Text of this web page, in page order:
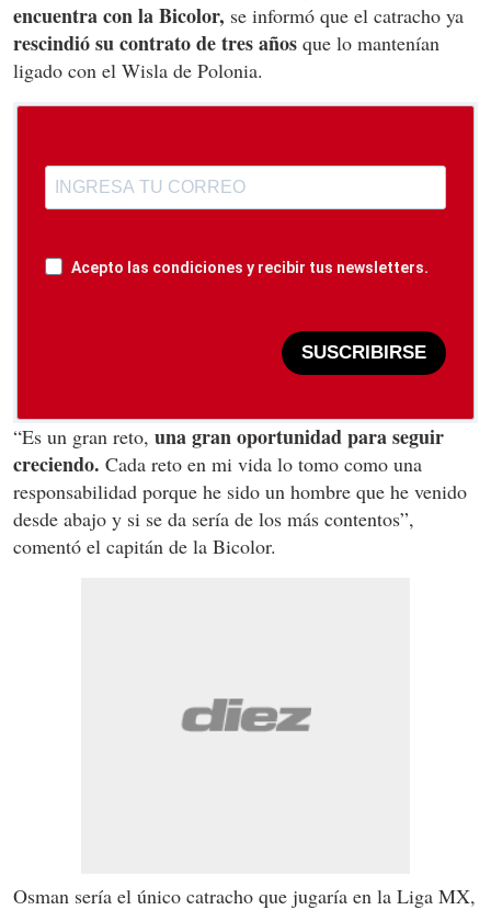
encuentra con la Bicolor, se informó que el catracho ya
rescindió su contrato de tres años que lo mantenían
ligado con el Wisla de Polonia.
Acepto las condiciones y recibir tus newsletters.
SUSCRIBIRSE
“Es un gran reto, una gran oportunidad para seguir
creciendo. Cada reto en mi vida lo tomo como una
responsabilidad porque he sido un hombre que he venido
desde abajo y si se da sería de los más contentos”,
comentó el capitán de la Bicolor.
Osman sería el único catracho que jugaría en la Liga MX,